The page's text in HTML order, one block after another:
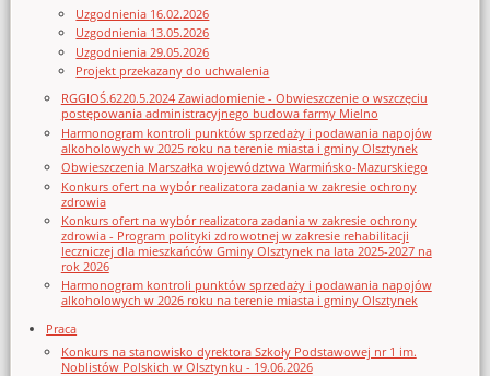
Uzgodnienia 16.02.2026
Uzgodnienia 13.05.2026
Uzgodnienia 29.05.2026
Projekt przekazany do uchwalenia
RGGIOŚ.6220.5.2024 Zawiadomienie - Obwieszczenie o wszczęciu
postępowania administracyjnego budowa farmy Mielno
Harmonogram kontroli punktów sprzedaży i podawania napojów
alkoholowych w 2025 roku na terenie miasta i gminy Olsztynek
Obwieszczenia Marszałka województwa Warmińsko-Mazurskiego
Konkurs ofert na wybór realizatora zadania w zakresie ochrony
zdrowia
Konkurs ofert na wybór realizatora zadania w zakresie ochrony
zdrowia - Program polityki zdrowotnej w zakresie rehabilitacji
leczniczej dla mieszkańców Gminy Olsztynek na lata 2025-2027 na
rok 2026
Harmonogram kontroli punktów sprzedaży i podawania napojów
alkoholowych w 2026 roku na terenie miasta i gminy Olsztynek
Praca
Konkurs na stanowisko dyrektora Szkoły Podstawowej nr 1 im.
Noblistów Polskich w Olsztynku - 19.06.2026